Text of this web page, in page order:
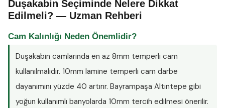
Duşakabin Seçiminde Nelere Dikkat
Edilmeli? — Uzman Rehberi
Cam Kalınlığı Neden Önemlidir?
Duşakabin camlarında en az 8mm temperli cam
kullanılmalıdır. 10mm lamine temperli cam darbe
dayanımını yüzde 40 artırır. Bayrampaşa Altıntepe gibi
yoğun kullanımlı banyolarda 10mm tercih edilmesi önerilir.